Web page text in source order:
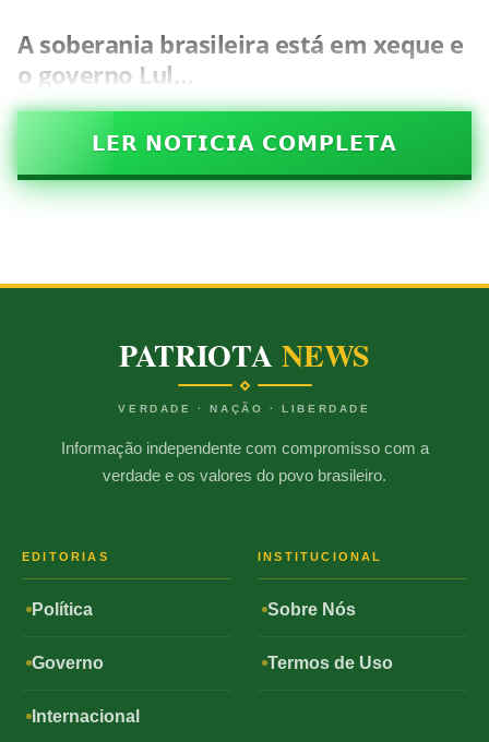
A soberania brasileira está em xeque e
o governo Lul…
𝗟𝗘𝗥 𝗡𝗢𝗧𝗜𝗖𝗜𝗔 𝗖𝗢𝗠𝗣𝗟𝗘𝗧𝗔
PATRIOTANEWS
VERDADE · NAÇÃO · LIBERDADE
Informação independente com compromisso com a
verdade e os valores do povo brasileiro.
EDITORIAS
Política
Governo
Internacional
INSTITUCIONAL
Sobre Nós
Termos de Uso